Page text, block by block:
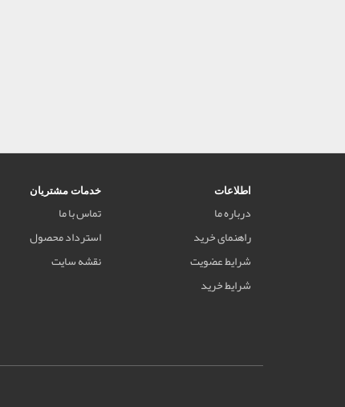
اطلاعات
درباره ما
راهنمای خرید
شرایط عضویت
شرایط خرید
خدمات مشتریان
تماس با ما
استرداد محصول
نقشه سایت